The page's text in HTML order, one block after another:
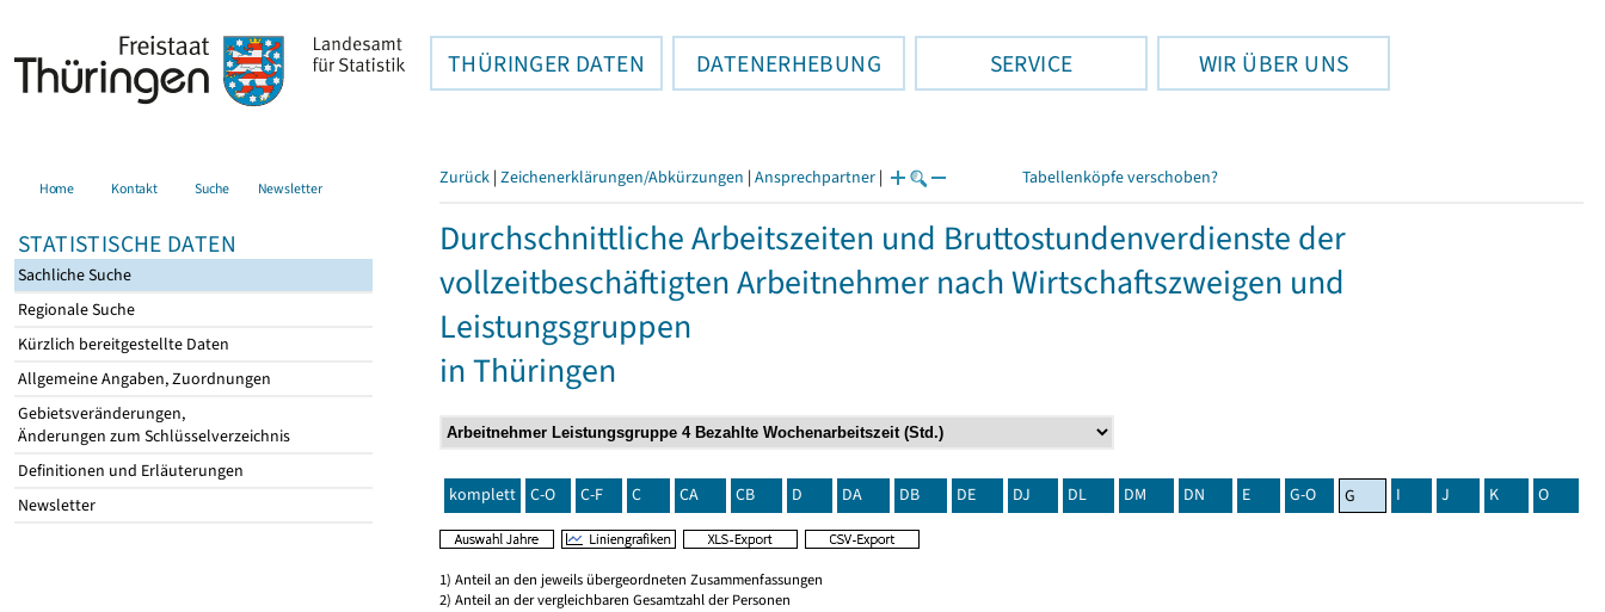
THÜRINGER DATEN DATENERHEBUNG SERVICE WIR ÜBER UNS
Home Kontakt Suche Newsletter
STATISTISCHE DATEN
Sachliche Suche
Regionale Suche
Kürzlich bereitgestellte Daten
Allgemeine Angaben, Zuordnungen
Gebietsveränderungen,
Änderungen zum Schlüsselverzeichnis
Definitionen und Erläuterungen
Newsletter
Zurück | Zeichenerklärungen/Abkürzungen | Ansprechpartner | Tabellenköpfe verschoben?
Durchschnittliche Arbeitszeiten und Bruttostundenverdienste der
vollzeitbeschäftigten Arbeitnehmer nach Wirtschaftszweigen und
Leistungsgruppen
in Thüringen
komplett C-O C-F C CA CB D DA DB DE DJ DL DM DN E G-O G I J K O
1) Anteil an den jeweils übergeordneten Zusammenfassungen
2) Anteil an der vergleichbaren Gesamtzahl der Personen